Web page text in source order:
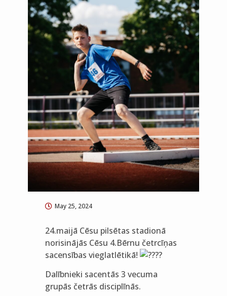
May 25, 2024
24.maijā Cēsu pilsētas stadionā
norisinājās Cēsu 4.Bērnu četrcīņas
sacensības vieglatlētikā!
Dalībnieki sacentās 3 vecuma
grupās četrās disciplīnās.